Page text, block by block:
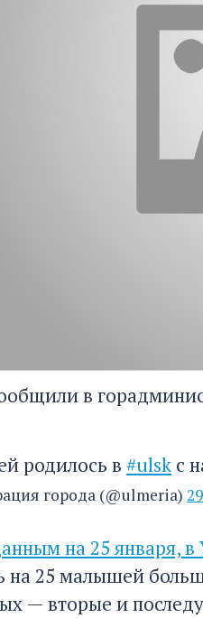
в
родилось в #ulsk с
города (@ulmeria)
на 25 января, в
на 25 малышей
— вторые и